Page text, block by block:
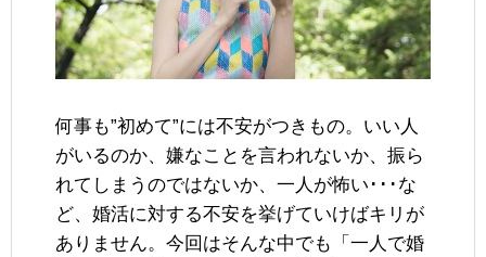
何事も”初めて”には不安がつきもの。いい人
がいるのか、嫌なことを言われないか、振ら
れてしまうのではないか、一人が怖い･･･な
ど、婚活に対する不安を挙げていけばキリが
ありません。今回はそんな中でも「一人で婚